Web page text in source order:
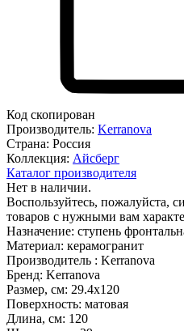
Код скопирован
Производитель: Kerranova
Страна: Россия
Коллекция: Айсберг
Каталог производителя
Нет в наличии.
Воспользуйтесь, пожалуйста,
товаров с нужными вам
Назначение: ступень
Материал: керамогранит
Производитель : Kerranova
Бренд: Kerranova
Размер, см: 29.4x120
Поверхность: матовая
Длина, см: 120